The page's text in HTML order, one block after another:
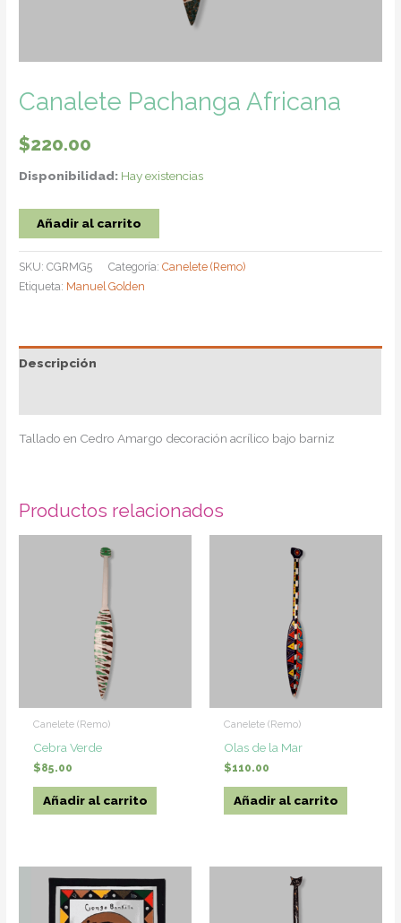
Canalete Pachanga Africana
$220.00
Disponibilidad: Hay existencias
Canalete
Pachanga
Africana
cantidad
Añadir al carrito
SKU:CGRMG5 Categoría:Canelete (Remo)
Etiqueta: Manuel Golden
Descripción
Tallado en Cedro Amargo decoración acrílico bajo barniz
Productos relacionados
Canelete (Remo)
Cebra Verde
$85.00
Añadir al carrito
Canelete (Remo)
Olas de la Mar
$110.00
Añadir al carrito